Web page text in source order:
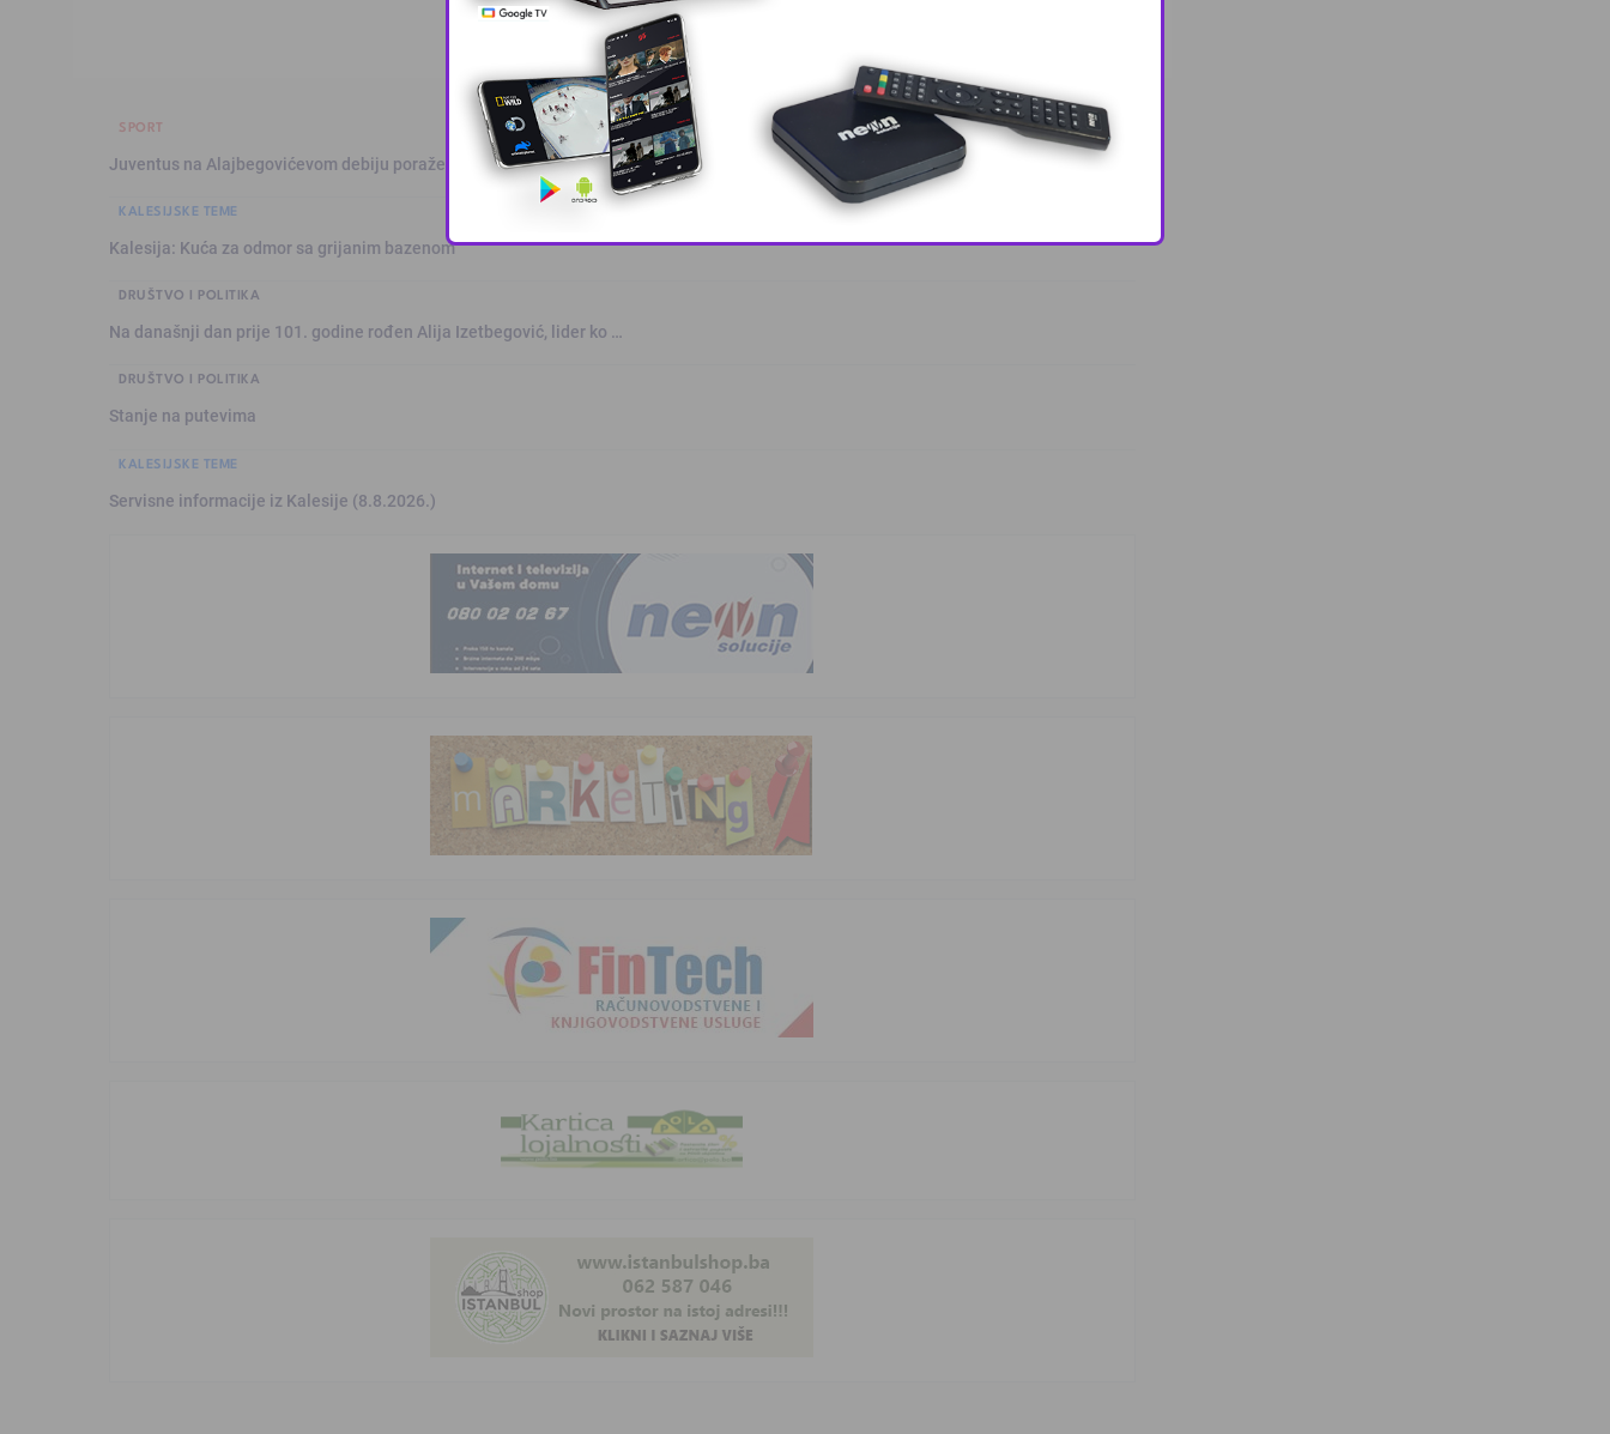
SPORT
Juventus na Alajbegovićevom debiju poražen od Intera, Zmaj učestvov …
KALESIJSKE TEME
Kalesija: Kuća za odmor sa grijanim bazenom
DRUŠTVO I POLITIKA
Na današnji dan prije 101. godine rođen Alija Izetbegović, lider ko …
DRUŠTVO I POLITIKA
Stanje na putevima
KALESIJSKE TEME
Servisne informacije iz Kalesije (8.8.2026.)